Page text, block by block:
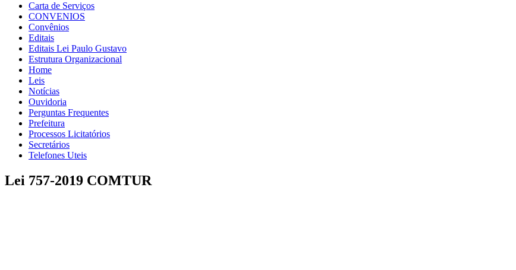
Carta de Serviços
CONVENIOS
Convênios
Editais
Editais Lei Paulo Gustavo
Estrutura Organizacional
Home
Leis
Notícias
Ouvidoria
Perguntas Frequentes
Prefeitura
Processos Licitatórios
Secretários
Telefones Uteis
Lei 757-2019 COMTUR